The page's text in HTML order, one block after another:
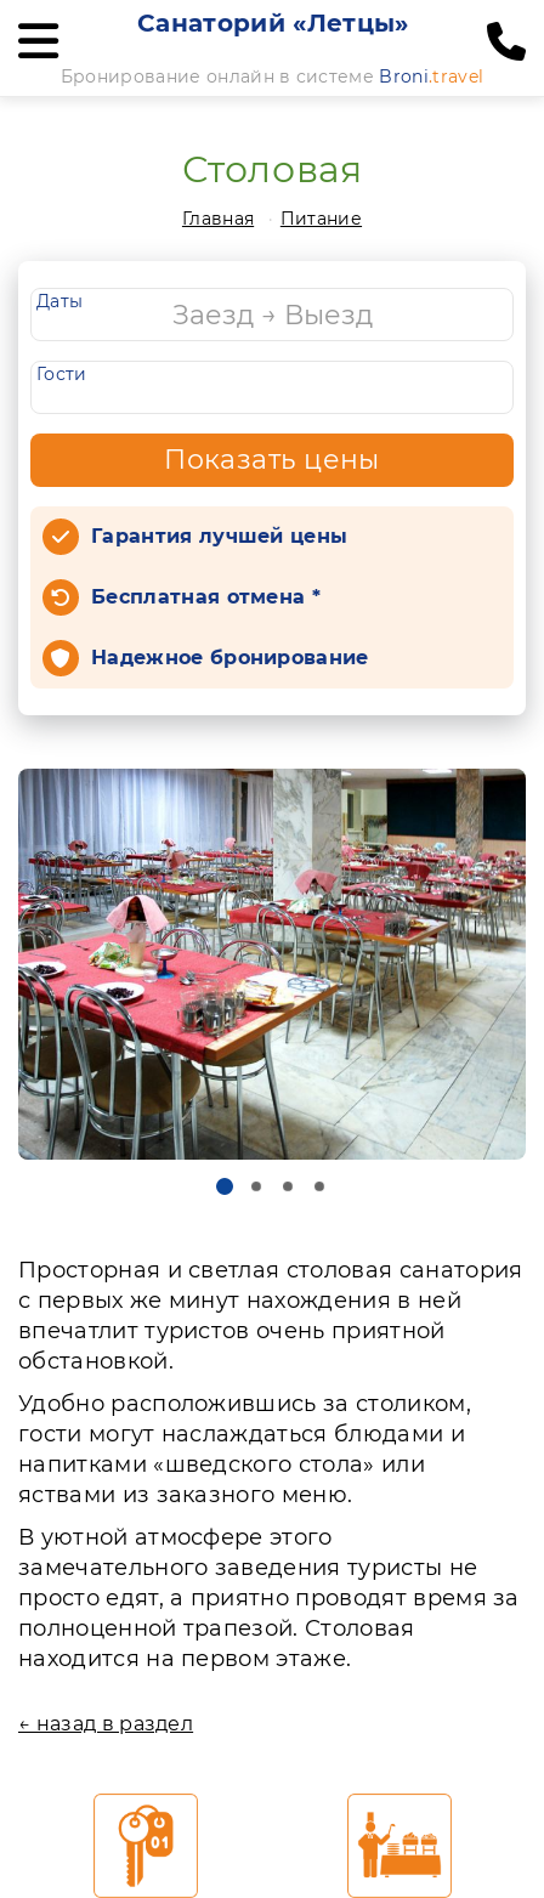
Санаторий «Летцы»
Бронирование онлайн в системе Broni.travel
Столовая
Главная Питание
Даты
Гости
Показать цены
Гарантия лучшей цены
Бесплатная отмена *
Надежное бронирование
Просторная и светлая столовая санатория
с первых же минут нахождения в ней
впечатлит туристов очень приятной
обстановкой.
Удобно расположившись за столиком,
гости могут наслаждаться блюдами и
напитками «шведского стола» или
яствами из заказного меню.
В уютной атмосфере этого
замечательного заведения туристы не
просто едят, а приятно проводят время за
полноценной трапезой. Столовая
находится на первом этаже.
← назад в раздел